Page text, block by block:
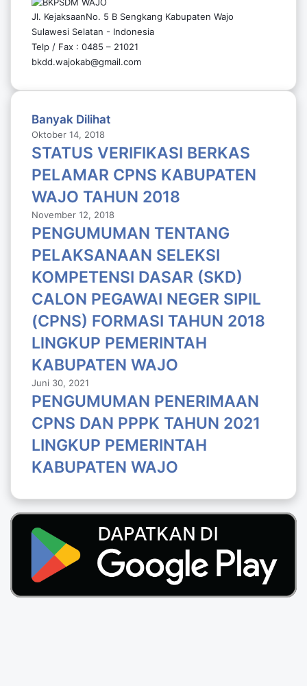
Jl. KejaksaanNo. 5 B Sengkang Kabupaten Wajo
Sulawesi Selatan - Indonesia
Telp / Fax : 0485 – 21021
bkdd.wajokab@gmail.com
Banyak Dilihat
Oktober 14, 2018
STATUS VERIFIKASI BERKAS
PELAMAR CPNS KABUPATEN
WAJO TAHUN 2018
November 12, 2018
PENGUMUMAN TENTANG
PELAKSANAAN SELEKSI
KOMPETENSI DASAR (SKD)
CALON PEGAWAI NEGER SIPIL
(CPNS) FORMASI TAHUN 2018
LlNGKUP PEMERINTAH
KABUPATEN WAJO
Juni 30, 2021
PENGUMUMAN PENERIMAAN
CPNS DAN PPPK TAHUN 2021
LINGKUP PEMERINTAH
KABUPATEN WAJO